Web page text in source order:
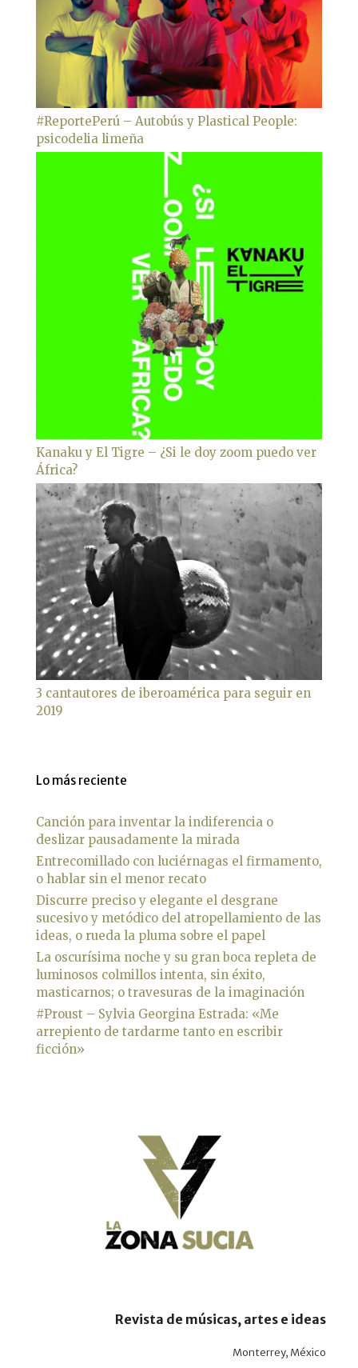
#ReportePerú – Autobús y Plastical People:
psicodelia limeña
Kanaku y El Tigre – ¿Si le doy zoom puedo ver
África?
3 cantautores de iberoamérica para seguir en
2019
Lo más reciente
Canción para inventar la indiferencia o
deslizar pausadamente la mirada
Entrecomillado con luciérnagas el firmamento,
o hablar sin el menor recato
Discurre preciso y elegante el desgrane
sucesivo y metódico del atropellamiento de las
ideas, o rueda la pluma sobre el papel
La oscurísima noche y su gran boca repleta de
luminosos colmillos intenta, sin éxito,
masticarnos; o travesuras de la imaginación
#Proust – Sylvia Georgina Estrada: «Me
arrepiento de tardarme tanto en escribir
ficción»
Revista de músicas, artes e ideas
Monterrey, México